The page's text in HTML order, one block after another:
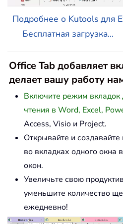
Подробнее о Kutools для
Бесплатная загрузка...
Office Tab добавляет
делает вашу работу
Включите режим вкладок
чтения в Word, Excel,
Access, Visio и Project.
Открывайте и
во вкладках одного окна
окон.
Увеличьте свою
уменьшите количество
ежедневно!